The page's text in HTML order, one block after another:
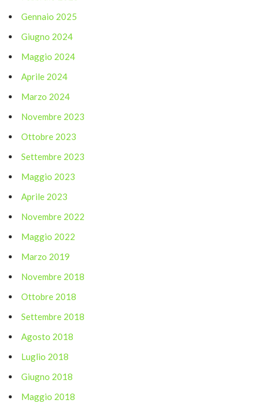
Gennaio 2025
Giugno 2024
Maggio 2024
Aprile 2024
Marzo 2024
Novembre 2023
Ottobre 2023
Settembre 2023
Maggio 2023
Aprile 2023
Novembre 2022
Maggio 2022
Marzo 2019
Novembre 2018
Ottobre 2018
Settembre 2018
Agosto 2018
Luglio 2018
Giugno 2018
Maggio 2018